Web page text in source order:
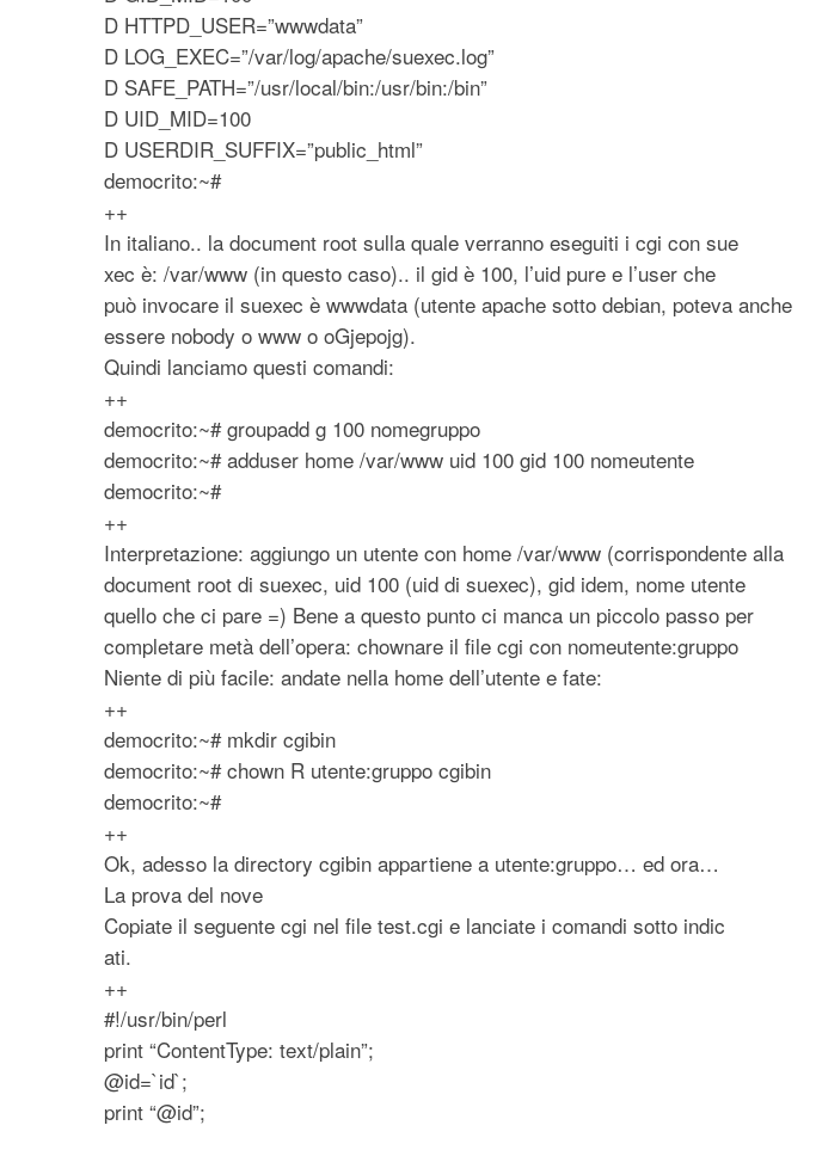
D HTTPD_USER=”wwwdata”
D LOG_EXEC=”/var/log/apache/suexec.log”
D SAFE_PATH=”/usr/local/bin:/usr/bin:/bin”
D UID_MID=100
D USERDIR_SUFFIX=”public_html”
democrito:~#
++
In italiano.. la document root sulla quale verranno eseguiti i cgi con sue
xec è: /var/www (in questo caso).. il gid è 100, l’uid pure e l’user che
può invocare il suexec è wwwdata (utente apache sotto debian, poteva anche
essere nobody o www o oGjepojg).
Quindi lanciamo questi comandi:
++
democrito:~# groupadd g 100 nomegruppo
democrito:~# adduser home /var/www uid 100 gid 100 nomeutente
democrito:~#
++
Interpretazione: aggiungo un utente con home /var/www (corrispondente alla
document root di suexec, uid 100 (uid di suexec), gid idem, nome utente
quello che ci pare =) Bene a questo punto ci manca un piccolo passo per
completare metà dell’opera: chownare il file cgi con nomeutente:gruppo
Niente di più facile: andate nella home dell’utente e fate:
++
democrito:~# mkdir cgibin
democrito:~# chown R utente:gruppo cgibin
democrito:~#
++
Ok, adesso la directory cgibin appartiene a utente:gruppo… ed ora…
La prova del nove
Copiate il seguente cgi nel file test.cgi e lanciate i comandi sotto indic
ati.
++
#!/usr/bin/perl
print “ContentType: text/plain”;
@id=`id`;
print “@id”;